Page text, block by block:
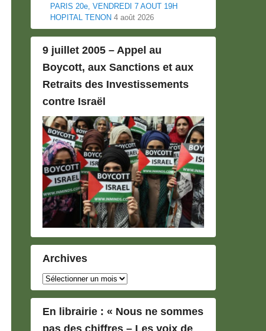
PARIS 20e, VENDREDI 7 AOUT 19H
HOPITAL TENON 4 août 2026
9 juillet 2005 – Appel au
Boycott, aux Sanctions et aux
Retraits des Investissements
contre Israël
Archives
Archives
En librairie : « Nous ne sommes